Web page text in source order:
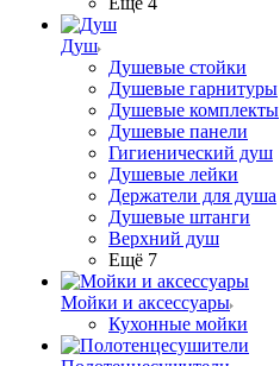
Душ
Душевые стойки
Душевые гарнитуры
Душевые комплекты
Душевые панели
Гигиенический душ
Душевые лейки
Держатели для душа
Душевые штанги
Верхний душ
Ещё 7
Мойки и аксессуары
Кухонные мойки